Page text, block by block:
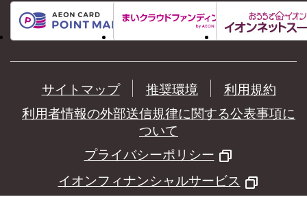
サイトマップ 推奨環境
利用規約
利用者情報の外部送信規律に関する公表事項に
ついて
プライバシーポリシー
イオンフィナンシャルサービス